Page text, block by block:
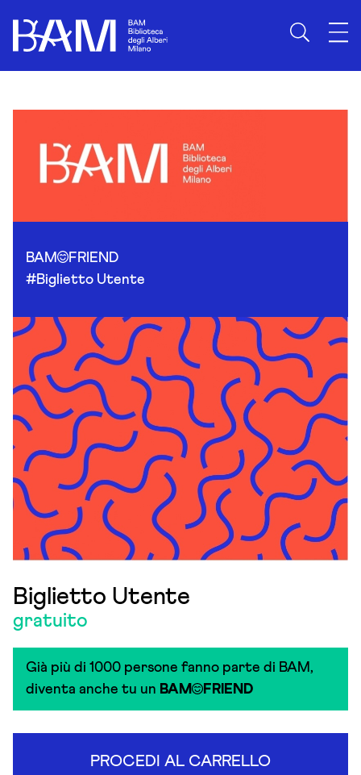
BAM
FRIEND
#Biglietto Utente
Biglietto Utente
gratuito
Già più di 1000 persone fanno parte di BAM,
diventa anche tu un BAM FRIEND
PROCEDI AL CARRELLO